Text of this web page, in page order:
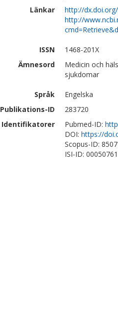
Länkar
http://
http://
ISSN
1468-201X
Ämnesord
Medicin och
sjukdomar
Språk
Engelska
Publikations-ID
283720
Identifikatorer
Pubmed-ID:
DOI: https://
Scopus-ID:
ISI-ID: